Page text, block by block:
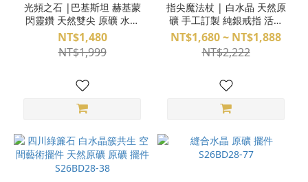
光頻之石 |巴基斯坦 赫基蒙
閃靈鑽 天然雙尖 原礦 水晶
項鍊 925純銀 S23AS20-41
NT$1,480
NT$1,999
指尖魔法杖 | 白水晶 天然原
礦 手工訂製 純銀戒指 活圍
F0719、20
NT$1,680 ~ NT$1,888
NT$2,222